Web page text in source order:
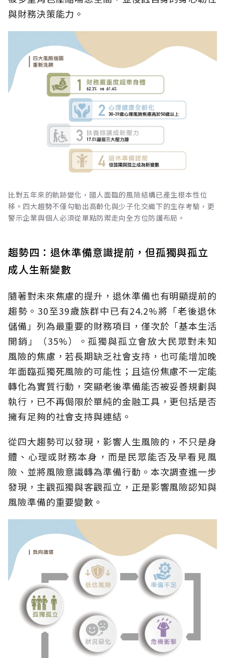
與財務決策能力。
比對五年來的軌跡變化，國人面臨的風險結構已產生根本性位
移。四大趨勢不僅勾勒出高齡化與少子化交織下的生存考驗，更
警示企業與個人必須從單點防禦走向全方位防護布局。
趨勢四：退休準備意識提前，但孤獨與孤立
成人生新變數
隨著對未來焦慮的提升，退休準備也有明顯提前的
趨勢。30至39歲族群中已有24.2%將「老後退休
儲備」列為最重要的財務項目，僅次於「基本生活
開銷」（35%）。孤獨與孤立會放大民眾對未知
風險的焦慮，若長期缺乏社會支持，也可能增加晚
年面臨孤獨死風險的可能性；且這份焦慮不一定能
轉化為實質行動，突顯老後準備能否被妥善規劃與
執行，已不再侷限於單純的金融工具，更包括是否
擁有足夠的社會支持與連結。
從四大趨勢可以發現，影響人生風險的，不只是身
體、心理或財務本身，而是民眾能否及早看見風
險、並將風險意識轉為準備行動。本次調查進一步
發現，主觀孤獨與客觀孤立，正是影響風險認知與
風險準備的重要變數。